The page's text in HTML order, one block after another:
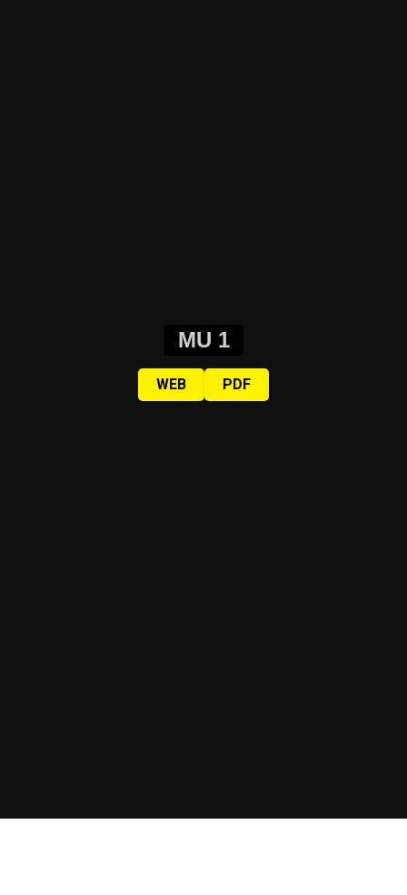
MU 1
WEB PDF